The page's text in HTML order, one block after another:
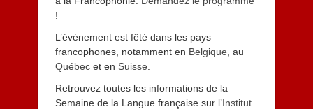
!
L’événement est fêté dans les pays
francophones, notamment en Belgique , au
Québec et en Suisse
Retrouvez toutes les informations de la
Semaine de la Langue française sur l’Institut